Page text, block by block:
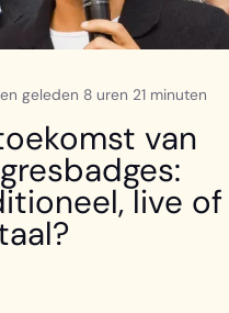
geleden 8 uren 21 minuten
van
live of